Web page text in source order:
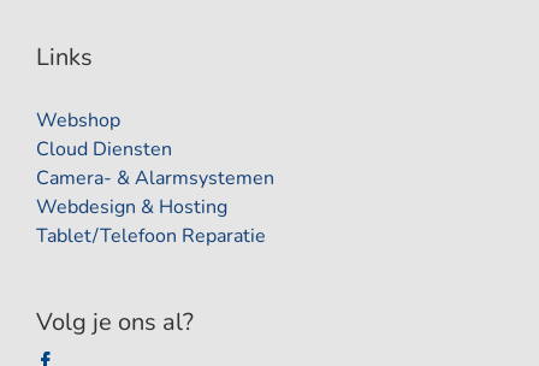
Links
Webshop
Cloud Diensten
Camera- & Alarmsystemen
Webdesign & Hosting
Tablet/Telefoon Reparatie
Volg je ons al?